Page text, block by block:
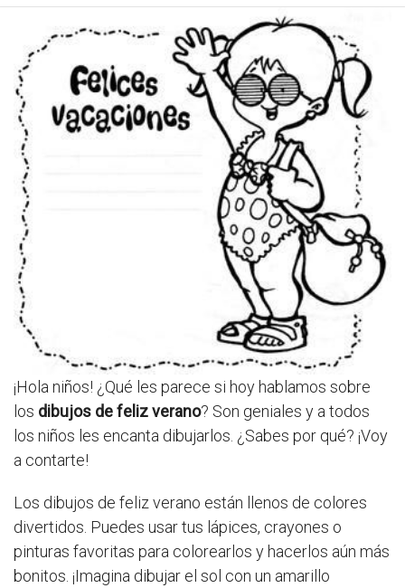
¡Hola niños! ¿Qué les parece si hoy hablamos sobre
los dibujos de feliz verano? Son geniales y a todos
los niños les encanta dibujarlos. ¿Sabes por qué? ¡Voy
a contarte!
Los dibujos de feliz verano están llenos de colores
divertidos. Puedes usar tus lápices, crayones o
pinturas favoritas para colorearlos y hacerlos aún más
bonitos. ¡Imagina dibujar el sol con un amarillo